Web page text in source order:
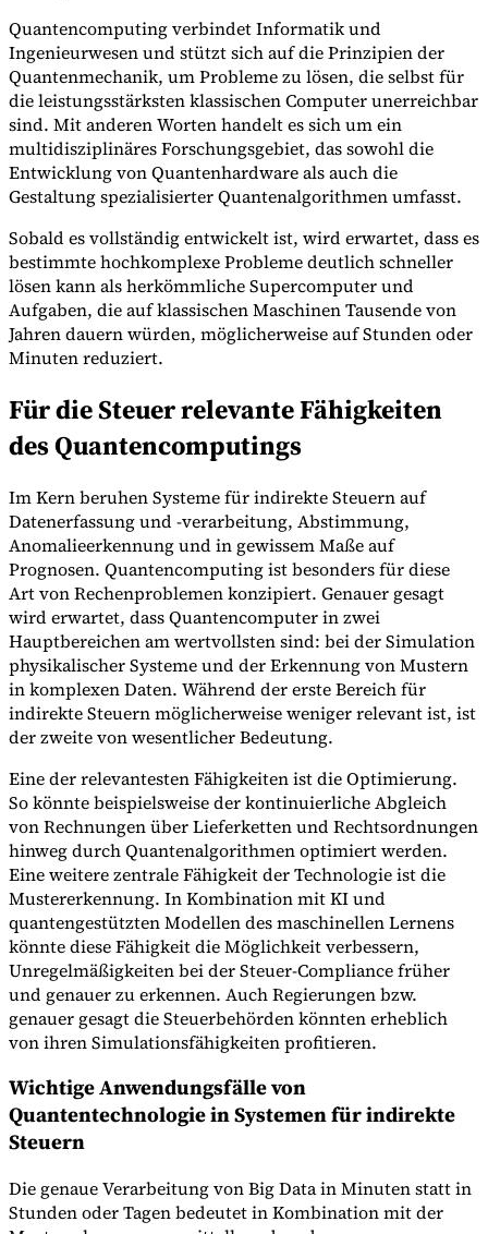
Quantencomputing verbindet Informatik und
Ingenieurwesen und stützt sich auf die Prinzipien der
Quantenmechanik, um Probleme zu lösen, die selbst für
die leistungsstärksten klassischen Computer unerreichbar
sind. Mit anderen Worten handelt es sich um ein
multidisziplinäres Forschungsgebiet, das sowohl die
Entwicklung von Quantenhardware als auch die
Gestaltung spezialisierter Quantenalgorithmen umfasst.
Sobald es vollständig entwickelt ist, wird erwartet, dass es
bestimmte hochkomplexe Probleme deutlich schneller
lösen kann als herkömmliche Supercomputer und
Aufgaben, die auf klassischen Maschinen Tausende von
Jahren dauern würden, möglicherweise auf Stunden oder
Minuten reduziert.
Für die Steuer relevante Fähigkeiten
des Quantencomputings
Im Kern beruhen Systeme für indirekte Steuern auf
Datenerfassung und -verarbeitung, Abstimmung,
Anomalieerkennung und in gewissem Maße auf
Prognosen. Quantencomputing ist besonders für diese
Art von Rechenproblemen konzipiert. Genauer gesagt
wird erwartet, dass Quantencomputer in zwei
Hauptbereichen am wertvollsten sind: bei der Simulation
physikalischer Systeme und der Erkennung von Mustern
in komplexen Daten. Während der erste Bereich für
indirekte Steuern möglicherweise weniger relevant ist, ist
der zweite von wesentlicher Bedeutung.
Eine der relevantesten Fähigkeiten ist die Optimierung.
So könnte beispielsweise der kontinuierliche Abgleich
von Rechnungen über Lieferketten und Rechtsordnungen
hinweg durch Quantenalgorithmen optimiert werden.
Eine weitere zentrale Fähigkeit der Technologie ist die
Mustererkennung. In Kombination mit KI und
quantengestützten Modellen des maschinellen Lernens
könnte diese Fähigkeit die Möglichkeit verbessern,
Unregelmäßigkeiten bei der Steuer-Compliance früher
und genauer zu erkennen. Auch Regierungen bzw.
genauer gesagt die Steuerbehörden könnten erheblich
von ihren Simulationsfähigkeiten profitieren.
Wichtige Anwendungsfälle von
Quantentechnologie in Systemen für indirekte
Steuern
Die genaue Verarbeitung von Big Data in Minuten statt in
Stunden oder Tagen bedeutet in Kombination mit der